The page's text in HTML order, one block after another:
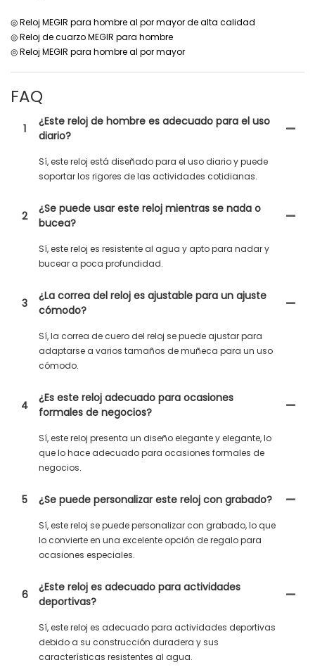
◎ Reloj MEGIR para hombre al por mayor de alta calidad
◎ Reloj de cuarzo MEGIR para hombre
◎ Reloj MEGIR para hombre al por mayor
FAQ
1
¿Este reloj de hombre es adecuado para el uso
diario?
Sí, este reloj está diseñado para el uso diario y puede
soportar los rigores de las actividades cotidianas.
2
¿Se puede usar este reloj mientras se nada o
bucea?
Sí, este reloj es resistente al agua y apto para nadar y
bucear a poca profundidad.
3
¿La correa del reloj es ajustable para un ajuste
cómodo?
Sí, la correa de cuero del reloj se puede ajustar para
adaptarse a varios tamaños de muñeca para un uso
cómodo.
4
¿Es este reloj adecuado para ocasiones
formales de negocios?
Sí, este reloj presenta un diseño elegante y elegante, lo
que lo hace adecuado para ocasiones formales de
negocios.
5 ¿Se puede personalizar este reloj con grabado?
Sí, este reloj se puede personalizar con grabado, lo que
lo convierte en una excelente opción de regalo para
ocasiones especiales.
6
¿Este reloj es adecuado para actividades
deportivas?
Sí, este reloj es adecuado para actividades deportivas
debido a su construcción duradera y sus
características resistentes al agua.